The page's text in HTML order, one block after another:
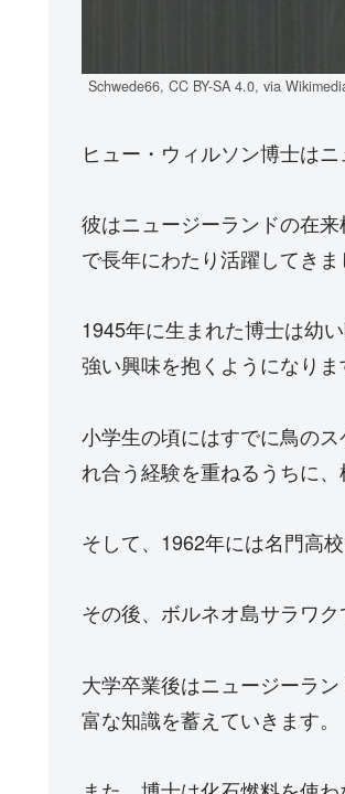
Schwede66, CC BY-SA 4.0, via
ヒュー・ウィルソン博士は
彼はニュージーランドの在
で長年にわたり活躍してきま
1945年に生まれた博士は幼
強い興味を抱くようになりま
小学生の頃にはすでに鳥の
れ合う経験を重ねるうちに
そして、1962年には名門高
その後、ボルネオ島サラワ
大学卒業後はニュージーラ
富な知識を蓄えていきます。